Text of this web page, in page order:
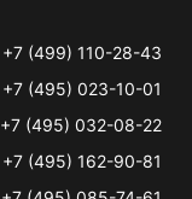
+7 (499) 110-28-43
+7 (495) 023-10-01
+7 (495) 032-08-22
+7 (495) 162-90-81